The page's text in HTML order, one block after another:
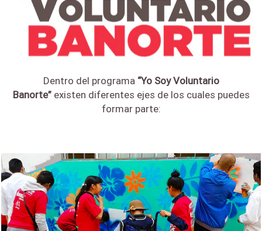
Dentro del programa“Yo Soy Voluntario
Banorte”existen diferentes ejes de los cuales puedes
formar parte: